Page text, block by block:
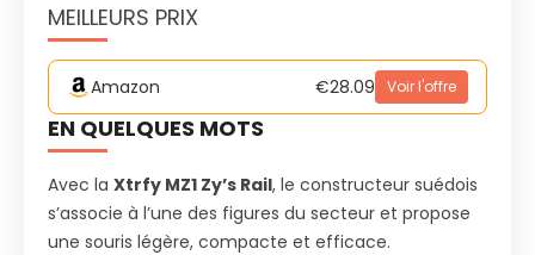
MEILLEURS PRIX
Amazon €28.09 Voir l'offre
EN QUELQUES MOTS
Avec la Xtrfy MZ1 Zy’s Rail, le constructeur suédois
s’associe à l’une des figures du secteur et propose
une souris légère, compacte et efficace.